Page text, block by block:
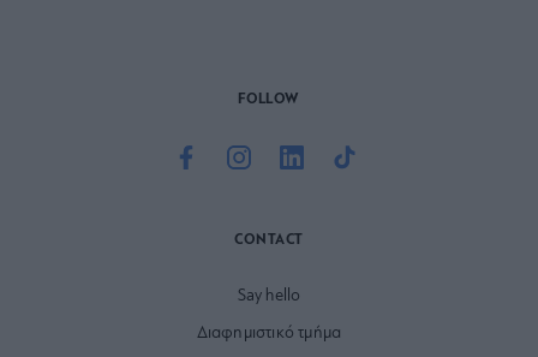
FOLLOW
CONTACT
Say hello
Διαφημιστικό τμήμα